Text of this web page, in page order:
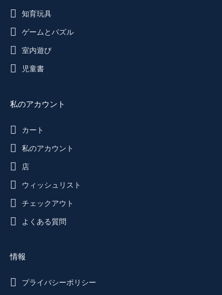
知育玩具
ゲームとパズル
室内遊び
児童書
私のアカウント
カート
私のアカウント
店
ウィッシュリスト
チェックアウト
よくある質問
情報
プライバシーポリシー